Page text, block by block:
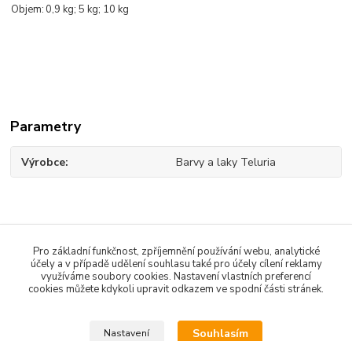
Objem: 0,9 kg; 5 kg; 10 kg
Parametry
Výrobce Barvy a laky Teluria
Penetrace
Odstraňovače a čističe
Pro základní funkčnost, zpříjemnění používání webu, analytické
účely a v případě udělení souhlasu také pro účely cílení reklamy
využíváme soubory cookies. Nastavení vlastních preferencí
cookies můžete kdykoli upravit odkazem ve spodní části stránek.
Nastavení Souhlasím